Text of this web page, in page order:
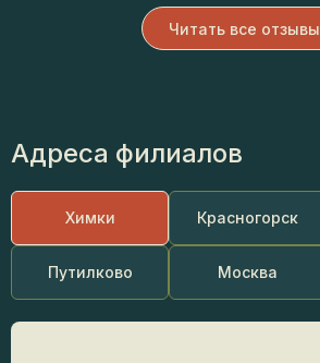
Читать все отзывы
Адреса филиалов
Химки Красногорск
Путилково Москва